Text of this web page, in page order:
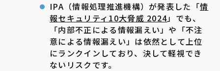
IPA（情報処理推進機構）が発表した「情
報セキュリティ10大脅威 2024」でも、
「内部不正による情報漏えい」や「不注
意による情報漏えい」は依然として上位
にランクインしており、決して軽視でき
ないリスクです。